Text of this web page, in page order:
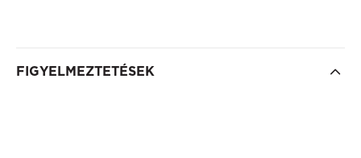
FIGYELMEZTETÉSEK